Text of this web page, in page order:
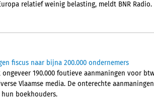
relatief weinig belasting, meldt BNR Radio.
fiscus naar bijna 200.000 ondernemers
ongeveer 190.000 foutieve aanmaningen voor
Vlaamse media. De onterechte
boekhouders.